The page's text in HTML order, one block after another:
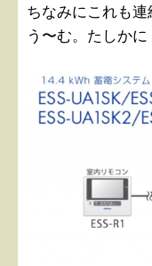
ちなみにこれも連
う〜む。たしかに